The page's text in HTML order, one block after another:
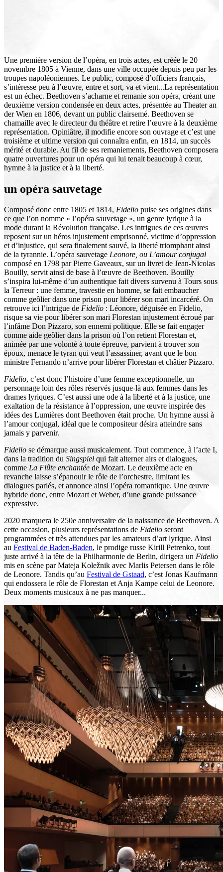
Une première version de l’opéra, en trois actes, est créée le 20
novembre 1805 à Vienne, dans une ville occupée depuis peu par les
troupes napoléoniennes. Le public, composé d’officiers français,
s’intéresse peu à l’œuvre, entre et sort, va et vient...La représentation
est un échec. Beethoven s’acharne et remanie son opéra, créant une
deuxième version condensée en deux actes, présentée au Theater an
der Wien en 1806, devant un public clairsemé. Beethoven se
chamaille avec le directeur du théâtre et retire l’œuvre à la deuxième
représentation. Opiniâtre, il modifie encore son ouvrage et c’est une
troisième et ultime version qui connaîtra enfin, en 1814, un succès
mérité et durable. Au fil de ses remaniements, Beethoven composera
quatre ouvertures pour un opéra qui lui tenait beaucoup à cœur,
hymne à la justice et à la liberté.
un opéra sauvetage
Composé donc entre 1805 et 1814, Fidelio puise ses origines dans
ce que l’on nomme « l’opéra sauvetage », un genre lyrique à la
mode durant la Révolution française. Les intrigues de ces œuvres
reposent sur un héros injustement emprisonné, victime d’oppression
et d’injustice, qui sera finalement sauvé, la liberté triomphant ainsi
de la tyrannie. L’opéra sauvetage Leonore, ou L’amour conjugal
composé en 1798 par Pierre Gaveaux, sur un livret de Jean-Nicolas
Bouilly, servit ainsi de base à l’œuvre de Beethoven. Bouilly
s’inspira lui-même d’un authentique fait divers survenu à Tours sous
la Terreur : une femme, travestie en homme, se fait embaucher
comme geôlier dans une prison pour libérer son mari incarcéré. On
retrouve ici l’intrigue de Fidelio : Léonore, déguisée en Fidelio,
risque sa vie pour libérer son mari Florestan injustement écroué par
l’infâme Don Pizzaro, son ennemi politique. Elle se fait engager
comme aide geôlier dans la prison où l’on retient Florestan et,
animée par une volonté à toute épreuve, parvient à trouver son
époux, menace le tyran qui veut l’assassiner, avant que le bon
ministre Fernando n’arrive pour libérer Florestan et châtier Pizzaro.
Fidelio, c’est donc l’histoire d’une femme exceptionnelle, un
personnage loin des rôles réservés jusque-là aux femmes dans les
drames lyriques. C’est aussi une ode à la liberté et à la justice, une
exaltation de la résistance à l’oppression, une œuvre inspirée des
idées des Lumières dont Beethoven était proche. Un hymne aussi à
l’amour conjugal, idéal que le compositeur désira atteindre sans
jamais y parvenir.
Fidelio se démarque aussi musicalement. Tout commence, à l’acte I,
dans la tradition du Singspiel qui fait alterner airs et dialogues,
comme La Flûte enchantée de Mozart. Le deuxième acte en
revanche laisse s’épanouir le rôle de l’orchestre, limitant les
dialogues parlés, et annonce ainsi l’opéra romantique. Une œuvre
hybride donc, entre Mozart et Weber, d’une grande puissance
expressive.
2020 marquera le 250e anniversaire de la naissance de Beethoven. A
cette occasion, plusieurs représentations de Fidelio seront
programmées et très attendues par les amateurs d’art lyrique. Ainsi
au Festival de Baden-Baden, le prodige russe Kirill Petrenko, tout
juste arrivé à la tête de la Philharmonie de Berlin, dirigera un Fidelio
mis en scène par Mateja Koležnik avec Marlis Petersen dans le rôle
de Leonore. Tandis qu’au Festival de Gstaad, c’est Jonas Kaufmann
qui endossera le rôle de Florestan et Anja Kampe celui de Leonore.
Deux moments musicaux à ne pas manquer...